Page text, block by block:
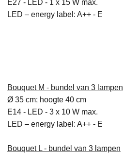
E27 - LED - 1 x 15 W max.
LED – energy label: A++ - E
Bouquet M - bundel van 3 lampen
Ø 35 cm; hoogte 40 cm
E14 - LED - 3 x 10 W max.
LED – energy label: A++ - E
Bouquet L - bundel van 3 lampen